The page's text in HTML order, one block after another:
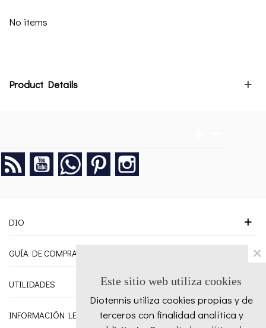
No items
Product Details
Rss YouTubeGoogle +Pinterest
DIO
GUÍA DE COMPRA
UTILIDADES
INFORMACIÓN LEGAL
Este sitio web utiliza cookies
Diotennis utiliza cookies propias y de
terceros con finalidad analítica y
×